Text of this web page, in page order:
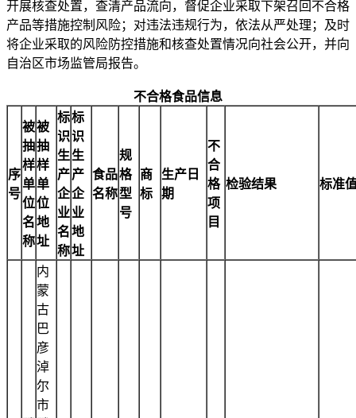
开展核查处置，查清产品流向，督促企业采取下架召回不合格
产品等措施控制风险；对违法违规行为，依法从严处理；及时
将企业采取的风险防控措施和核查处置情况向社会公开，并向
自治区市场监管局报告。
不合格食品信息
序
号
被
抽
样
单
位
名
称
被
抽
样
单
位
地
址
标
识
生
产
企
业
名
称
标
识
生
产
企
业
地
址
食品
名称
规
格
型
号
商
标
生产日
期
不
合
格
项
目
检验结果 标准
内
蒙
古
巴
彦
淖
尔
市